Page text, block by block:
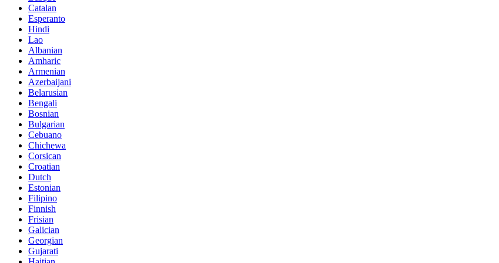
Catalan
Esperanto
Hindi
Lao
Albanian
Amharic
Armenian
Azerbaijani
Belarusian
Bengali
Bosnian
Bulgarian
Cebuano
Chichewa
Corsican
Croatian
Dutch
Estonian
Filipino
Finnish
Frisian
Galician
Georgian
Gujarati